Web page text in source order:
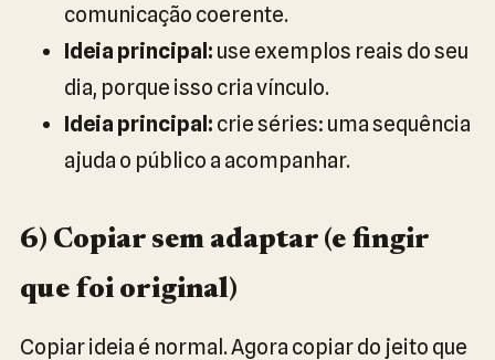
comunicação coerente.
Ideia principal: use exemplos reais do seu
dia, porque isso cria vínculo.
Ideia principal: crie séries: uma sequência
ajuda o público a acompanhar.
6) Copiar sem adaptar (e fingir
que foi original)
Copiar ideia é normal. Agora copiar do jeito que